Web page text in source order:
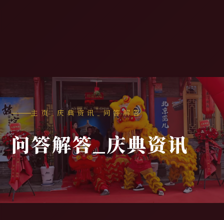
主页_ 庆典资讯_问答解答
问答解答_庆典资讯